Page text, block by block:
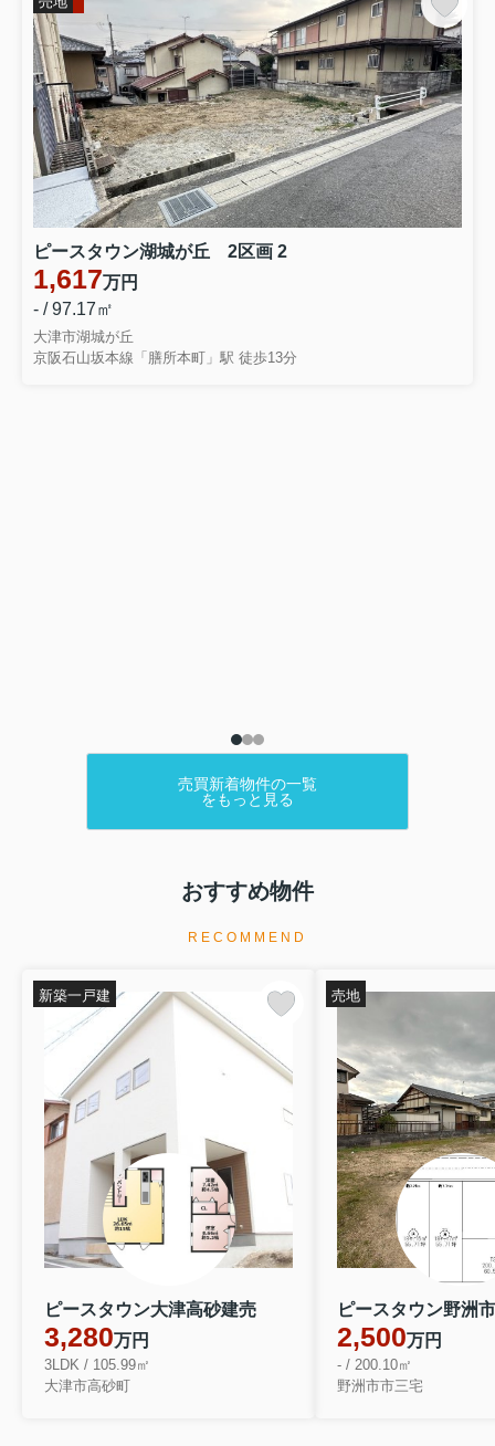
＼【残1区画！PT野洲市三宅】
／//www.instagram.com/p/DRtxDrAD8d5/?
utm_source=ig_web_copy_link&igsh=MzRlODBiNWFlZA==...
2025.11.28
【11/28】Instagram更新しました！
＼はじめての家探しでも安心！ご契約までの流れを紹介
します✨／//www.instagram.com/p/DRmJ0VjD-oZ/?
utm_source=ig_web_copy_link&igsh=MzRlODBiNWFlZA==...
ピースタウン湖城が丘 2区画 2
1,617万円
- / 97.17㎡
大津市湖城が丘
京阪石山坂本線「膳所本町」駅 徒歩13分
売買新着物件の一覧
をもっと見る
おすすめ物件
RECOMMEND
ピースタウン大津高砂建売
3,280万円
3LDK / 105.99㎡
大津市高砂町
新築一戸建
2,500万円
- / 200.10㎡
野洲市市三宅
売地